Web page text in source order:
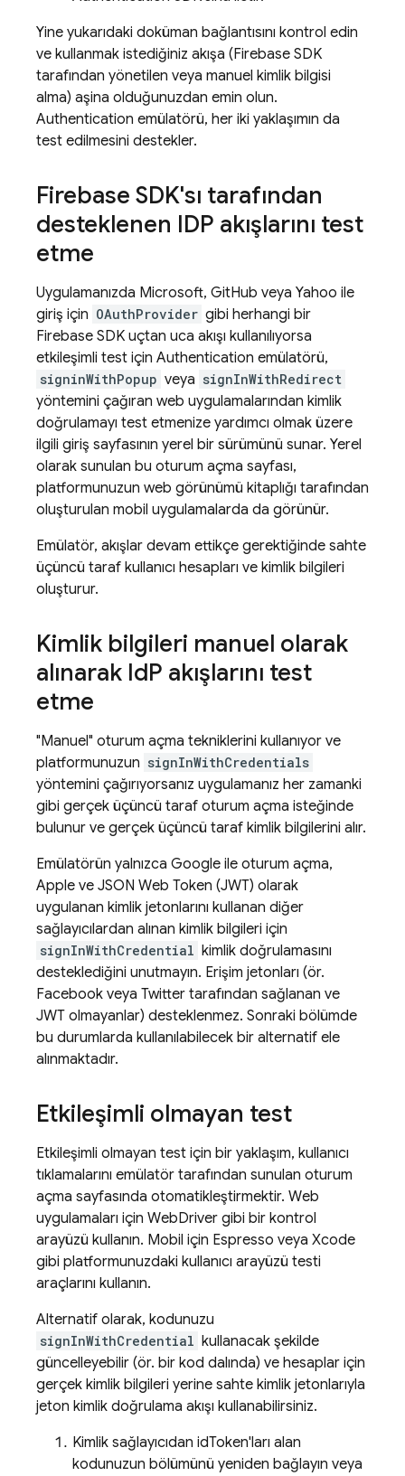
Yine yukarıdaki doküman bağlantısını kontrol edin
ve kullanmak istediğiniz akışa (Firebase SDK
tarafından yönetilen veya manuel kimlik bilgisi
alma) aşina olduğunuzdan emin olun.
Authentication emülatörü, her iki yaklaşımın da
test edilmesini destekler.
Firebase SDK'sı tarafından
desteklenen IDP akışlarını test
etme
Uygulamanızda Microsoft, GitHub veya Yahoo ile
giriş için OAuthProvider gibi herhangi bir
Firebase SDK uçtan uca akışı kullanılıyorsa
etkileşimli test için Authentication emülatörü,
signinWithPopup veya signInWithRedirect
yöntemini çağıran web uygulamalarından kimlik
doğrulamayı test etmenize yardımcı olmak üzere
ilgili giriş sayfasının yerel bir sürümünü sunar. Yerel
olarak sunulan bu oturum açma sayfası,
platformunuzun web görünümü kitaplığı tarafından
oluşturulan mobil uygulamalarda da görünür.
Emülatör, akışlar devam ettikçe gerektiğinde sahte
üçüncü taraf kullanıcı hesapları ve kimlik bilgileri
oluşturur.
Kimlik bilgileri manuel olarak
alınarak IdP akışlarını test
etme
"Manuel" oturum açma tekniklerini kullanıyor ve
platformunuzun signInWithCredentials
yöntemini çağırıyorsanız uygulamanız her zamanki
gibi gerçek üçüncü taraf oturum açma isteğinde
bulunur ve gerçek üçüncü taraf kimlik bilgilerini alır.
Emülatörün yalnızca Google ile oturum açma,
Apple ve JSON Web Token (JWT) olarak
uygulanan kimlik jetonlarını kullanan diğer
sağlayıcılardan alınan kimlik bilgileri için
signInWithCredential kimlik doğrulamasını
desteklediğini unutmayın. Erişim jetonları (ör.
Facebook veya Twitter tarafından sağlanan ve
JWT olmayanlar) desteklenmez. Sonraki bölümde
bu durumlarda kullanılabilecek bir alternatif ele
alınmaktadır.
Etkileşimli olmayan test
Etkileşimli olmayan test için bir yaklaşım, kullanıcı
tıklamalarını emülatör tarafından sunulan oturum
açma sayfasında otomatikleştirmektir. Web
uygulamaları için WebDriver gibi bir kontrol
arayüzü kullanın. Mobil için Espresso veya Xcode
gibi platformunuzdaki kullanıcı arayüzü testi
araçlarını kullanın.
Alternatif olarak, kodunuzu
signInWithCredential kullanacak şekilde
güncelleyebilir (ör. bir kod dalında) ve hesaplar için
gerçek kimlik bilgileri yerine sahte kimlik jetonlarıyla
jeton kimlik doğrulama akışı kullanabilirsiniz.
Kimlik sağlayıcıdan idToken'ları alan
kodunuzun bölümünü yeniden bağlayın veya